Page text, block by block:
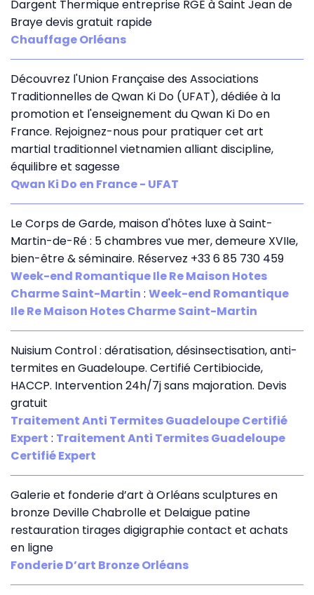
Dargent Thermique entreprise RGE à Saint Jean de
Braye devis gratuit rapide
Chauffage Orléans
Découvrez l'Union Française des Associations
Traditionnelles de Qwan Ki Do (UFAT), dédiée à la
promotion et l'enseignement du Qwan Ki Do en
France. Rejoignez-nous pour pratiquer cet art
martial traditionnel vietnamien alliant discipline,
équilibre et sagesse
Qwan Ki Do en France - UFAT
Le Corps de Garde, maison d'hôtes luxe à Saint-
Martin-de-Ré : 5 chambres vue mer, demeure XVIIe,
bien-être & séminaire. Réservez +33 6 85 730 459
Week-end Romantique Ile Re Maison Hotes
Charme Saint-Martin : Week-end Romantique
Ile Re Maison Hotes Charme Saint-Martin
Nuisium Control : dératisation, désinsectisation, anti-
termites en Guadeloupe. Certifié Certibiocide,
HACCP. Intervention 24h/7j sans majoration. Devis
gratuit
Traitement Anti Termites Guadeloupe Certifié
Expert : Traitement Anti Termites Guadeloupe
Certifié Expert
Galerie et fonderie d’art à Orléans sculptures en
bronze Deville Chabrolle et Delaigue patine
restauration tirages digigraphie contact et achats
en ligne
Fonderie D’art Bronze Orléans